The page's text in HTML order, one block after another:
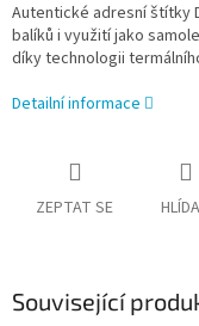
Autentické adresní štítky
balíků i využití jako
díky technologii
Detailní informace
ZEPTAT SE
Související